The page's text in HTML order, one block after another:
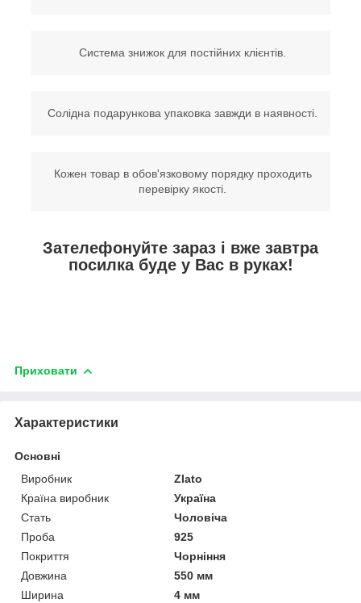
Система знижок для постійних клієнтів.
Солідна подарункова упаковка завжди в наявності.
Кожен товар в обов'язковому порядку проходить
перевірку якості.
Зателефонуйте зараз і вже завтра
посилка буде у Вас в руках!
Приховати
Характеристики
Основні
Виробник
Zlato
Країна виробник
Україна
Стать
Чоловіча
Проба
925
Покриття
Чорніння
Довжина
550 мм
Ширина
4 мм